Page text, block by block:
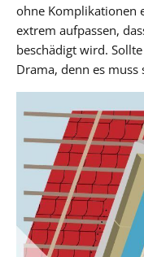
ohne Komplikationen
extrem aufpassen,
beschädigt wird.
Drama, denn es muss